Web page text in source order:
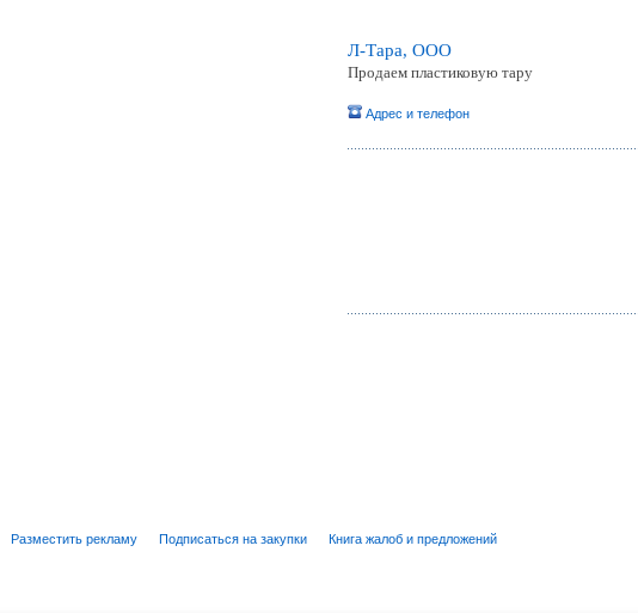
Л-Тара, ООО
Продаем пластиковую тару
Адрес и телефон
Разместить рекламу Подписаться на закупки Книга жалоб и предложений